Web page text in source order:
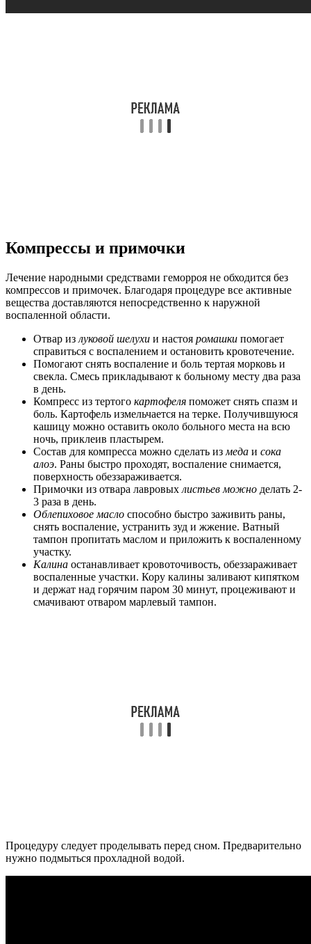
Компрессы и примочки
Лечение народными средствами геморроя не обходится без
компрессов и примочек. Благодаря процедуре все активные
вещества доставляются непосредственно к наружной
воспаленной области.
Отвар из луковой шелухи и настоя ромашки помогает
справиться с воспалением и остановить кровотечение.
Помогают снять воспаление и боль тертая морковь и
свекла. Смесь прикладывают к больному месту два раза
в день.
Компресс из тертого картофеля поможет снять спазм и
боль. Картофель измельчается на терке. Получившуюся
кашицу можно оставить около больного места на всю
ночь, приклеив пластырем.
Состав для компресса можно сделать из меда и сока
алоэ. Раны быстро проходят, воспаление снимается,
поверхность обеззараживается.
Примочки из отвара лавровых листьев можно делать 2-
3 раза в день.
Облепиховое масло способно быстро заживить раны,
снять воспаление, устранить зуд и жжение. Ватный
тампон пропитать маслом и приложить к воспаленному
участку.
Калина останавливает кровоточивость, обеззараживает
воспаленные участки. Кору калины заливают кипятком
и держат над горячим паром 30 минут, процеживают и
смачивают отваром марлевый тампон.
Процедуру следует проделывать перед сном. Предварительно
нужно подмыться прохладной водой.